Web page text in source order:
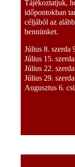
Tájékoztatjuk,
időpontokban
céljából az
bennünket.
Július 8. szerda
Július 15.
Július 22.
Július 29.
Augusztus 6.